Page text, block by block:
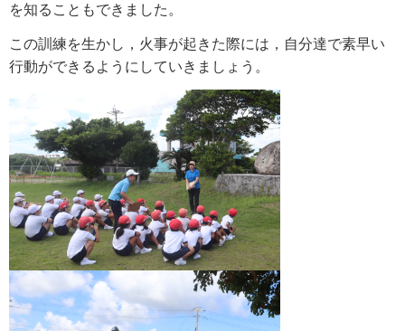
を知ることもできました。
この訓練を生かし，火事が起きた際には，自分達で素早い
行動ができるようにしていきましょう。